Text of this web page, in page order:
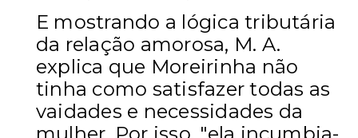
E mostrando a lógica tributária
da relação amorosa, M. A.
explica que Moreirinha não
tinha como satisfazer todas as
vaidades e necessidades da